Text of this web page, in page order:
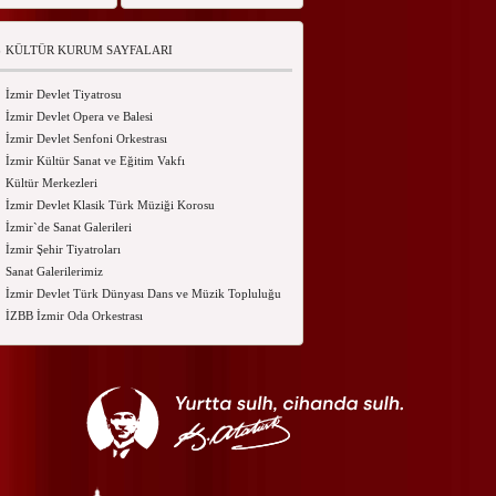
KÜLTÜR KURUM SAYFALARI
İzmir Devlet Tiyatrosu
İzmir Devlet Opera ve Balesi
İzmir Devlet Senfoni Orkestrası
İzmir Kültür Sanat ve Eğitim Vakfı
Kültür Merkezleri
İzmir Devlet Klasik Türk Müziği Korosu
İzmir`de Sanat Galerileri
İzmir Şehir Tiyatroları
Sanat Galerilerimiz
İzmir Devlet Türk Dünyası Dans ve Müzik Topluluğu
İZBB İzmir Oda Orkestrası